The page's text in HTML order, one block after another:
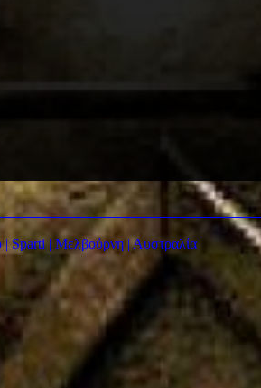
| Sparti | Μελβούρνη | Αυστραλία